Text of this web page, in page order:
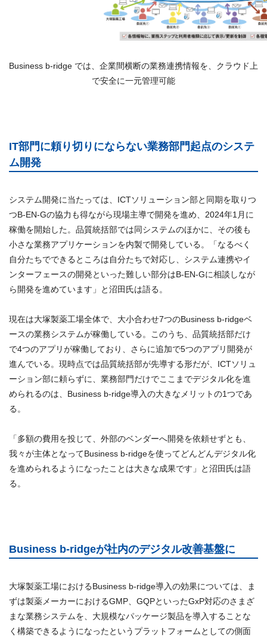
Business b-ridge では、企業間横断の業務連携情報を、クラウド上
で安全に一元管理可能
IT部門に頼り切りにならない業務部門起点のシステ
ム開発
システム開発に当たっては、ICTソリューション部と同期を取りつ
つB-EN-Gの協力も得ながら現場主導で開発を進め、2024年1月に
稼働を開始した。品質統括部では同システムのほかに、その後も
小さな業務アプリケーションを内製で開発している。「なるべく
自分たちでできるところは自分たちで対応し、システム連携やイ
ンターフェースの開発といった難しい部分はB-EN-Gに相談しなが
ら開発を進めています」と沼田氏は語る。
現在は大塚製薬工場全体で、大小合わせ7つのBusiness b-ridgeベ
ースの業務システムが稼働している。このうち、品質統括部だけ
で4つのアプリが稼働しており、さらに追加で5つのアプリ開発が
進んでいる。現時点では品質統括部が先導する形だが、ICTソリュ
ーション部に頼らずに、業務部門だけでここまでデジタル化を進
められるのは、Business b-ridge導入の大きなメリットの1つであ
る。
「多額の費用を投じて、外部のベンダーへ開発を依頼せずとも、
我々が主体となってBusiness b-ridgeを使ってどんどんデジタル化
を進められるようになったことは大きな成果です」と沼田氏は語
る。
Business b-ridgeが社内のデジタル改善基盤に
大塚製薬工場におけるBusiness b-ridge導入の効果については、ま
ずは製薬メーカーにおけるGMP、GQPといったGxP対応のさまざ
まな業務システムを、大規模なパッケージ製品を導入することな
く構築できるようになったというプラットフォームとしての側面